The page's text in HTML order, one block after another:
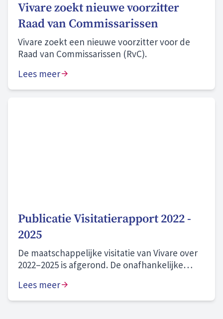
Vivare zoekt nieuwe voorzitter
Raad van Commissarissen
Vivare zoekt een nieuwe voorzitter voor de
Raad van Commissarissen (RvC).
Lees meer
Publicatie Visitatierapport 2022 -
2025
De maatschappelijke visitatie van Vivare over
2022–2025 is afgerond. De onafhankelijke
“naar behoren” en onze zichtbare
aanwezigheid in onze gemeenten en wijken
Lees meer